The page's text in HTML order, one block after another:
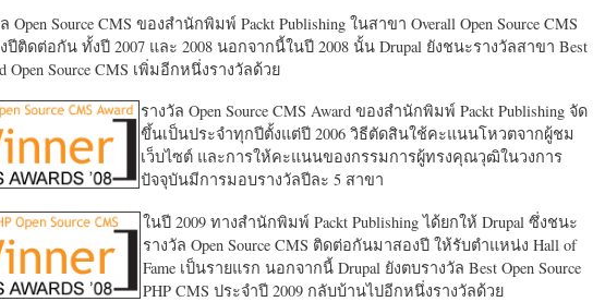
Open Source CMS ของสำนักพิมพ์ Packt Publishing ในสาขา Overall Open Source CMS
ปีติดต่อกัน ทั้งปี 2007 และ 2008 นอกจากนี้ในปี 2008 นั้น Drupal ยังชนะรางวัลสาขา Best
Open Source CMS เพิ่มอีกหนึ่งรางวัลด้วย
รางวัล Open Source CMS Award ของสำนักพิมพ์ Packt Publishing จัด
ขึ้นเป็นประจำทุกปีตั้งแต่ปี 2006 วิธีตัดสินใช้คะแนนโหวตจากผู้ชม
เว็บไซต์ และการให้คะแนนของกรรมการผู้ทรงคุณวุฒิในวงการ
ปัจจุบันมีการมอบรางวัลปีละ 5 สาขา
ในปี 2009 ทางสำนักพิมพ์ Packt Publishing ได้ยกให้ Drupal ซึ่งชนะ
รางวัล Open Source CMS ติดต่อกันมาสองปี ให้รับตำแหน่ง Hall of
Fame เป็นรายแรก นอกจากนี้ Drupal ยังตบรางวัล Best Open Source
PHP CMS ประจำปี 2009 กลับบ้านไปอีกหนึ่งรางวัลด้วย